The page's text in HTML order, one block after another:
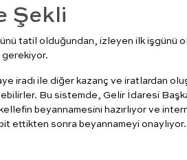
Şekli
tatil olduğundan, izleyen ilk işgünü
gerekiyor.
iradı ile diğer kazanç ve iratlardan
Bu sistemde, Gelir İdaresi
beyannamesini hazırlıyor ve
ettikten sonra beyannameyi onaylıyor.